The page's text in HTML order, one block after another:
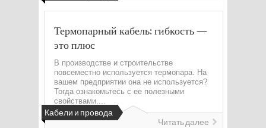
Кабели и провода
Термопарный кабель: гибкость —
это плюс
В производстве и строительстве
повсеместно используется термопара. На
вашем предприятии она не используется?
Тогда ознакомьтесь с ее полезными
свойствами....
Читать далее